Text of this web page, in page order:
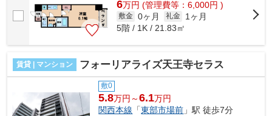
6万円 (管理費等：6,000円 )
敷金 0ヶ月 礼金
1ヶ月
5階 / 1K / 21.83㎡
賃貸 | マンション フォーリアライズ天王寺セラス
敷0
5.8万円～6.1万円
関西本線 「東部市場前 」駅 徒歩7分